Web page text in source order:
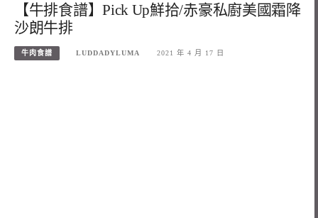
【牛排食譜】Pick Up鮮拾/赤豪私廚美國霜降
沙朗牛排
牛肉食譜 LUDDADYLUMA 2021 年 4 月 17 日